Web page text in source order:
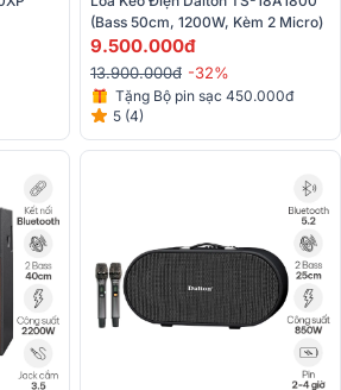
(Bass 50cm, 1200W, Kèm 2 Micro)
9.500.000đ
13.900.000đ -32%
Tặng Bộ pin sạc 450.000đ
5 (4)